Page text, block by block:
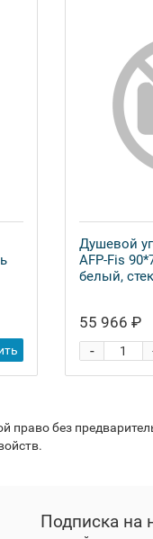
Душевой
AFP-Fis
белый,
55 966 ₽
-
право без
Подписка на